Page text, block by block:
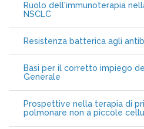
Ruolo dell'immunoterapia
NSCLC
Resistenza batterica agli
Basi per il corretto impiego
Generale
Prospettive nella terapia di
polmonare non a piccole